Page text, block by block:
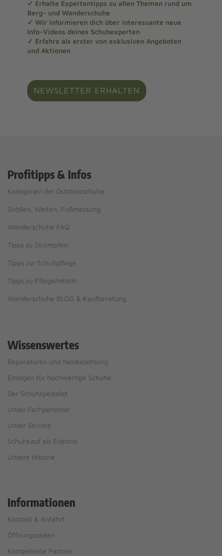
✓ Erhalte Expertentipps zu allen Themen rund um
Berg- und Wanderschuhe
✓ Wir informieren dich über interessante neue
Info-Videos deines Schuhexperten
✓ Erfahre als erster von exklusiven Angeboten
und Aktionen
NEWSLETTER ERHALTEN
Profitipps & Infos
Kategorien der Outdoorschuhe
Größen, Weiten, Fußmessung
Wanderschuhe FAQ
Tipps zu Strümpfen
Tipps zur Schuhpflege
Tipps zu Pflegemitteln
Wanderschuhe BLOG & Kaufberatung
Wissenswertes
Reparaturen und Neubesohlung
Einlagen für hochwertige Schuhe
Der Schuhspezialist
Unser Fachpersonal
Unser Service
Schuhkauf als Erlebnis
Unsere Historie
Informationen
Kontakt & Anfahrt
Öffnungszeiten
Kompetente Partner